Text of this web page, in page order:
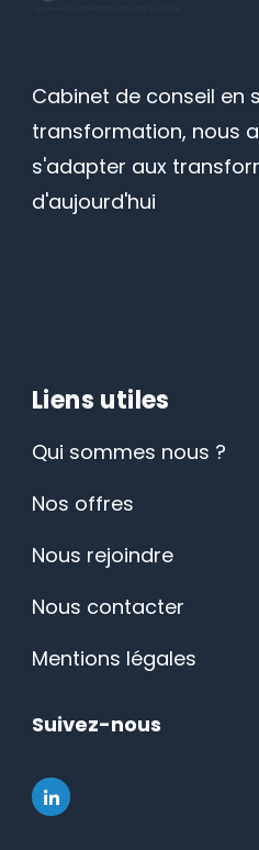
Cabinet de conseil en
transformation, nous
s'adapter aux
d'aujourd'hui
Liens utiles
Qui sommes nous ?
Nos offres
Nous rejoindre
Nous contacter
Mentions légales
Suivez-nous